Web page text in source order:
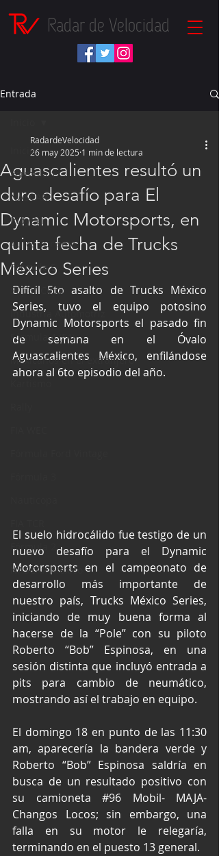
Radar de Velocidad
Entrada
Inicio
Fórmula 1
NASCAR
IndyCar
Autos Turismo
Fórmula E
Súper Copa
Industria Automotriz
Fórmula 4 (F4)
Mexicanos en el extranjero
Fórmula 2
NASCAR México
Aguascalientes resultó un
duro desafío para El
Dynamic Motorsports, en
quinta fecha de Trucks
México Series
RadardeVelocidad
26 may 2025 1 min de lectura
Difícil 5to asalto de Trucks México
Series, tuvo el equipo potosino
Dynamic Motorsports el pasado fin
de semana en el Óvalo
Aguascalientes México, enfilándose
ahora al 6to episodio del año.
El suelo hidrocálido fue testigo de un
nuevo desafío para el Dynamic
Motorsports en el campeonato de
desarrollo más importante de
nuestro país, Trucks México Series,
iniciando de muy buena forma al
hacerse de la “Pole” con su piloto
Roberto “Bob” Espinosa, en una
sesión distinta que incluyó entrada a
pits para cambio de neumático,
mostrando así el trabajo en equipo.
El domingo 18 en punto de las 11:30
am, aparecería la bandera verde y
Roberto “Bob” Espinosa saldría en
busca de un resultado positivo con
su camioneta #96 Mobil- MAJA-
Changos Locos; sin embargo, una
falla en su motor le relegaría,
terminando en el puesto 13 general.